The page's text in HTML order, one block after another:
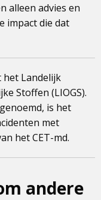
alleen advies en
impact die dat
het Landelijk
Stoffen (LIOGS).
is het
met
het CET-md.
andere